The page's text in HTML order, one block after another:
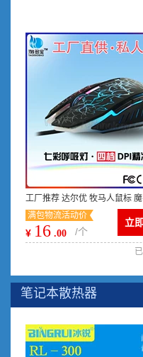
工厂推荐 达尔优 牧马人鼠标
CS游戏有线光电鼠标
满包物流活动价
¥ 16 .00 /个
立
笔记本散热器